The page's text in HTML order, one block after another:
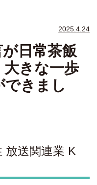
2025.4.24
日常茶飯
きな一歩
できまし
放送関連業 K